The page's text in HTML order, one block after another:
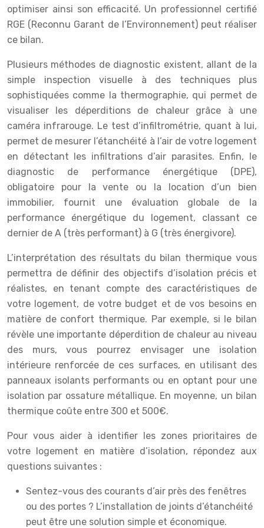
optimiser ainsi son efficacité. Un professionnel certifié
RGE (Reconnu Garant de l’Environnement) peut réaliser
ce bilan.
Plusieurs méthodes de diagnostic existent, allant de la
simple inspection visuelle à des techniques plus
sophistiquées comme la thermographie, qui permet de
visualiser les déperditions de chaleur grâce à une
caméra infrarouge. Le test d’infiltrométrie, quant à lui,
permet de mesurer l’étanchéité à l’air de votre logement
en détectant les infiltrations d’air parasites. Enfin, le
diagnostic de performance énergétique (DPE),
obligatoire pour la vente ou la location d’un bien
immobilier, fournit une évaluation globale de la
performance énergétique du logement, classant ce
dernier de A (très performant) à G (très énergivore).
L’interprétation des résultats du bilan thermique vous
permettra de définir des objectifs d’isolation précis et
réalistes, en tenant compte des caractéristiques de
votre logement, de votre budget et de vos besoins en
matière de confort thermique. Par exemple, si le bilan
révèle une importante déperdition de chaleur au niveau
des murs, vous pourrez envisager une isolation
intérieure renforcée de ces surfaces, en utilisant des
panneaux isolants performants ou en optant pour une
isolation par ossature métallique. En moyenne, un bilan
thermique coûte entre 300 et 500€.
Pour vous aider à identifier les zones prioritaires de
votre logement en matière d’isolation, répondez aux
questions suivantes :
Sentez-vous des courants d’air près des fenêtres
ou des portes ? L’installation de joints d’étanchéité
peut être une solution simple et économique.